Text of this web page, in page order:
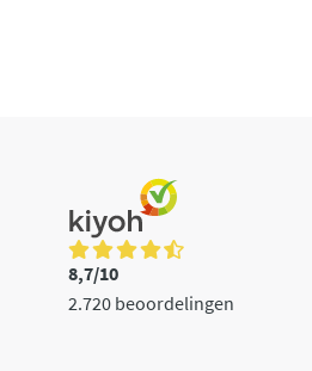
8,7/10
2.720 beoordelingen